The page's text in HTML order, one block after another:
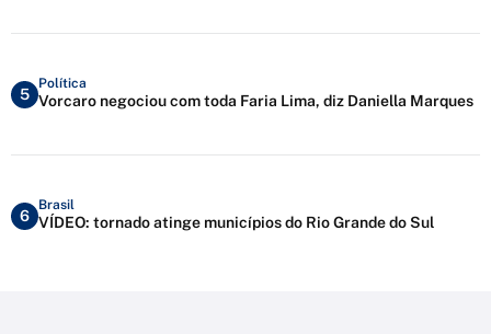
5
Política
Vorcaro negociou com toda Faria Lima, diz Daniella Marques
6
Brasil
VÍDEO: tornado atinge municípios do Rio Grande do Sul